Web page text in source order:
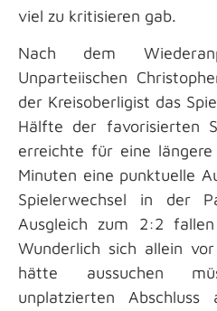
viel zu kritisieren gab.
Nach dem
Unparteiischen
der Kreisoberligist das
Hälfte der favorisierten
erreichte für eine
Minuten eine punktuelle
Spielerwechsel in der
Ausgleich zum 2:2
Wunderlich sich allein
hätte aussuchen
unplatzierten